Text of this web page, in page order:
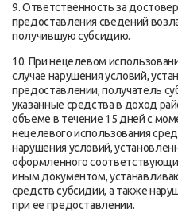
9. Ответственность за
предоставления сведений
получившую субсидию.
10. При нецелевом
случае нарушения условий,
предоставлении, получатель
указанные средства в доход
объеме в течение 15 дней с
нецелевого использования
нарушения условий,
оформленного
иным документом,
средств субсидии, а также
при ее предоставлении.